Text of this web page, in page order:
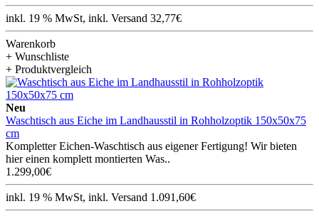
inkl. 19 % MwSt, inkl. Versand 32,77€
Warenkorb
+ Wunschliste
+ Produktvergleich
Neu
Waschtisch aus Eiche im Landhausstil in Rohholzoptik 150x50x75
cm
Kompletter Eichen-Waschtisch aus eigener Fertigung! Wir bieten
hier einen komplett montierten Was..
1.299,00€
inkl. 19 % MwSt, inkl. Versand 1.091,60€